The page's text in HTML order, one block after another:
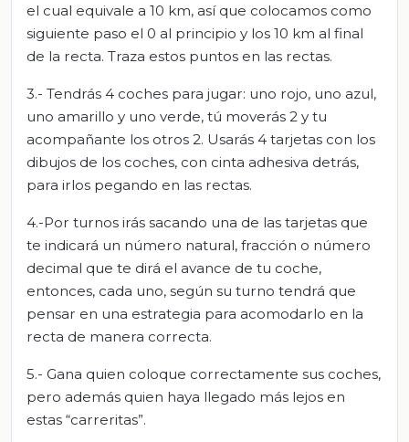
el cual equivale a 10 km, así que colocamos como
siguiente paso el 0 al principio y los 10 km al final
de la recta. Traza estos puntos en las rectas.
3.- Tendrás 4 coches para jugar: uno rojo, uno azul,
uno amarillo y uno verde, tú moverás 2 y tu
acompañante los otros 2. Usarás 4 tarjetas con los
dibujos de los coches, con cinta adhesiva detrás,
para irlos pegando en las rectas.
4.-Por turnos irás sacando una de las tarjetas que
te indicará un número natural, fracción o número
decimal que te dirá el avance de tu coche,
entonces, cada uno, según su turno tendrá que
pensar en una estrategia para acomodarlo en la
recta de manera correcta.
5.- Gana quien coloque correctamente sus coches,
pero además quien haya llegado más lejos en
estas “carreritas”.